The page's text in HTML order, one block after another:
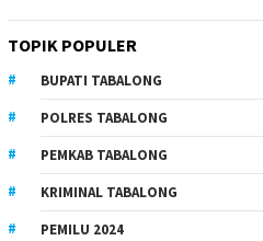
TOPIK POPULER
BUPATI TABALONG
POLRES TABALONG
PEMKAB TABALONG
KRIMINAL TABALONG
PEMILU 2024